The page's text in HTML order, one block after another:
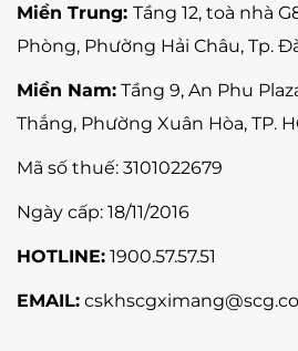
Miền Trung: Tầng 12, toà nhà
Phòng, Phường Hải Châu, Tp.
Miền Nam: Tầng 9, An Phu
Thắng, Phường Xuân Hòa, TP.
Mã số thuế: 3101022679
Ngày cấp: 18/11/2016
HOTLINE: 1900.57.57.51
EMAIL: